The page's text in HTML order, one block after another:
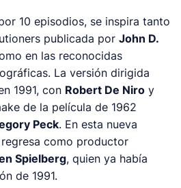
10 episodios, se inspira tanto
publicada porJohn D.
en las reconocidas
La versión dirigida
1991, con Robert De Niro y
de la película de 1962
Peck. En esta nueva
regresa como productor
Spielberg, quien ya había
de 1991.